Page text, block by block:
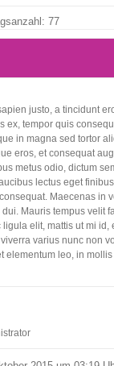
77
justo, a tincidunt
ex, tempor quis
in magna sed tortor
eros, et consequat
metus odio, dictum
lectus eget
Maecenas in
Mauris tempus velit
elit, mattis ut mi id,
varius nunc non
elementum leo, in mollis